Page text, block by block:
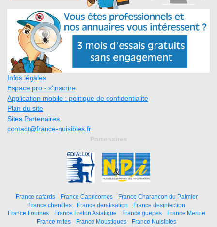
Infos légales
Espace pro - s'inscrire
Application mobile : politique de confidentialite
Plan du site
Sites Partenaires
contact@france-nuisibles.fr
Partenaires
France cafards France Capricornes
France Charancon du Palmier
France chenilles
France deratisation
France desinfection
France Fouines
France Frelon Asiatique France guepes
France Merule
France mites
France Moustiques
France Nuisibles